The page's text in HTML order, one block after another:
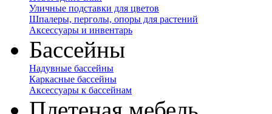
Уличные подставки для цветов
Шпалеры, перголы, опоры для растений
Аксессуары и инвентарь
Бассейны
Надувные бассейны
Каркасные бассейны
Аксессуары к бассейнам